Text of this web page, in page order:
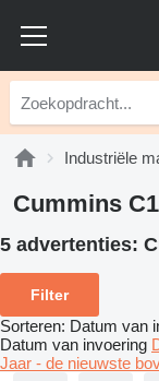
Industriële
Cummins
5 advertenties:
Filter
Sorteren: Datum van
Datum van invoering
Jaar - de nieuwste